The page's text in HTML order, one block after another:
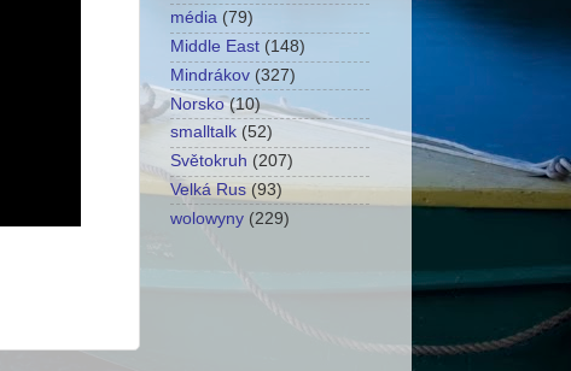
média (79)
Middle East (148)
Mindrákov (327)
Norsko (10)
smalltalk (52)
Světokruh (207)
Velká Rus (93)
wolowyny (229)